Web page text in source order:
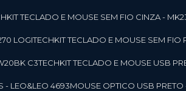
KIT TECLADO E MOUSE SEM FIO CINZA -
LOGITECH KIT TECLADO E MOUSE SEM
C3TECH KIT TECLADO E MOUSE USB
- LEO&LEO 4693 MOUSE OPTICO USB